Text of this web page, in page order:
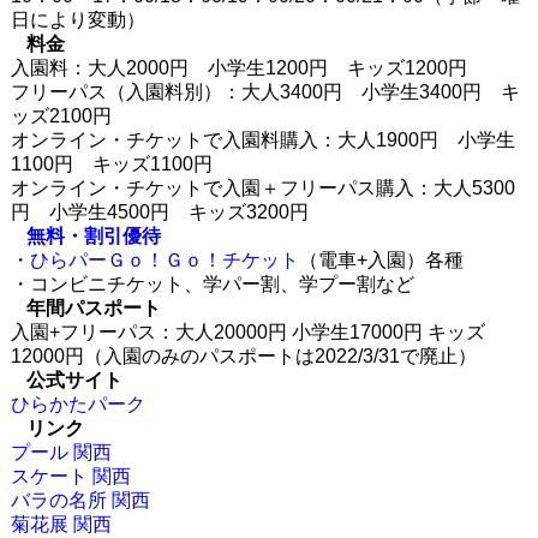
日により変動）
料金
入園料：大人2000円 小学生1200円 キッズ1200円
フリーパス（入園料別）：大人3400円 小学生3400円 キ
ッズ2100円
オンライン・チケットで入園料購入：大人1900円 小学生
1100円 キッズ1100円
オンライン・チケットで入園＋フリーパス購入：大人5300
円 小学生4500円 キッズ3200円
無料・割引優待
・ ひらパーＧｏ！Ｇｏ！チケット
（電車+入園）各種
・コンビニチケット、学パー割、学プー割など
年間パスポート
入園+フリーパス：大人20000円 小学生17000円 キッズ
12000円（入園のみのパスポートは2022/3/31で廃止）
公式サイト
ひらかたパーク
リンク
プール 関西
スケート 関西
バラの名所 関西
菊花展 関西